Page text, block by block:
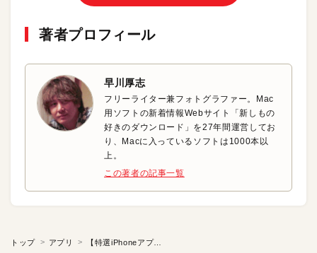
著者プロフィール
早川厚志
フリーライター兼フォトグラファー。Mac
用ソフトの新着情報Webサイト「新しもの
好きのダウンロード」を27年間運営してお
り、Macに入っているソフトは1000本以
上。
この著者の記事一覧
トップ アプリ 【特選iPhoneアプリ】写真をオシャレな正方形に仕上げる！